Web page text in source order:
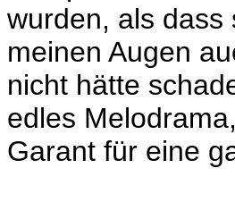
wurden, als dass
meinen Augen
nicht hätte
edles
Garant für eine